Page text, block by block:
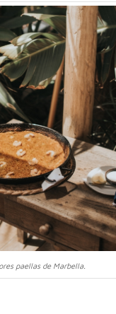
paellas de Marbella.